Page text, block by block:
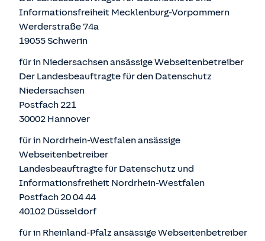
Informationsfreiheit Mecklenburg-Vorpommern
Werderstraße 74a
19055 Schwerin
für in Niedersachsen ansässige Webseitenbetreiber
Der Landesbeauftragte für den Datenschutz
Niedersachsen
Postfach 221
30002 Hannover
für in Nordrhein-Westfalen ansässige
Webseitenbetreiber
Landesbeauftragte für Datenschutz und
Informationsfreiheit Nordrhein-Westfalen
Postfach 20 04 44
40102 Düsseldorf
für in Rheinland-Pfalz ansässige Webseitenbetreiber